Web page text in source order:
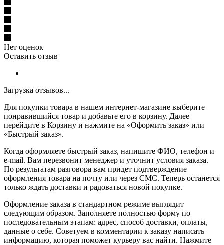
Нет оценок
Оставить отзыв
Загрузка отзывов...
Для покупки товара в нашем интернет-магазине выберите
понравившийся товар и добавьте его в корзину. Далее
перейдите в Корзину и нажмите на «Оформить заказ» или
«Быстрый заказ».
Когда оформляете быстрый заказ, напишите ФИО, телефон и
e-mail. Вам перезвонит менеджер и уточнит условия заказа.
По результатам разговора вам придет подтверждение
оформления товара на почту или через СМС. Теперь останется
только ждать доставки и радоваться новой покупке.
Оформление заказа в стандартном режиме выглядит
следующим образом. Заполняете полностью форму по
последовательным этапам: адрес, способ доставки, оплаты,
данные о себе. Советуем в комментарии к заказу написать
информацию, которая поможет курьеру вас найти. Нажмите